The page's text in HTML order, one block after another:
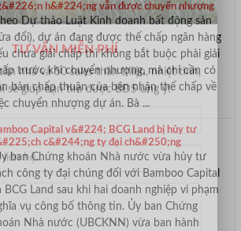
TƯ VẤN MIỄN PHÍ
nhà và 50 sales thân thiện, nhiệt tình,
sẽ giúp bạn tìm được BĐS ưng ý!
h&#224;ng vẫn được chuyển nhượng
Dự thảo Luật Kinh doanh bất động sản
đổi), dự án đang được thế chấp ngân hàng
chưa giải chấp thì không bắt buộc phải giải
trước khi chuyển nhượng, mà chỉ cần có
bản chấp thuận của bên nhận thế chấp về
chuyển nhượng dự án. Bà ...
Capital v&#224; BCG Land bị hủy tư
c&#244;ng ty đại ch&#250;ng
ban Chứng khoán Nhà nước vừa hủy tư
công ty đại chúng đối với Bamboo Capital
BCG Land sau khi hai doanh nghiệp vi phạm
vụ công bố thông tin. Ủy ban Chứng
Nhà nước (UBCKNN) vừa ban hành